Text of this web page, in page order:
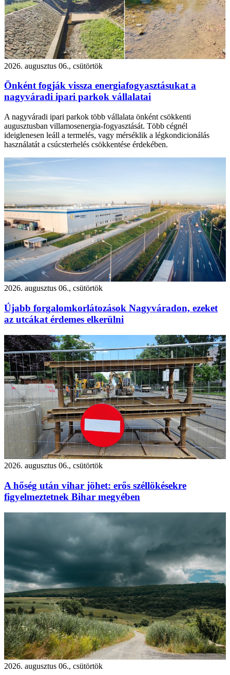
2026. augusztus 06., csütörtök
Önként fogják vissza energiafogyasztásukat a
nagyváradi ipari parkok vállalatai
A nagyváradi ipari parkok több vállalata önként csökkenti
augusztusban villamosenergia-fogyasztását. Több cégnél
ideiglenesen leáll a termelés, vagy mérséklik a légkondicionálás
használatát a csúcsterhelés csökkentése érdekében.
2026. augusztus 06., csütörtök
Újabb forgalomkorlátozások Nagyváradon, ezeket
az utcákat érdemes elkerülni
2026. augusztus 06., csütörtök
A hőség után vihar jöhet: erős széllökésekre
figyelmeztetnek Bihar megyében
2026. augusztus 06., csütörtök